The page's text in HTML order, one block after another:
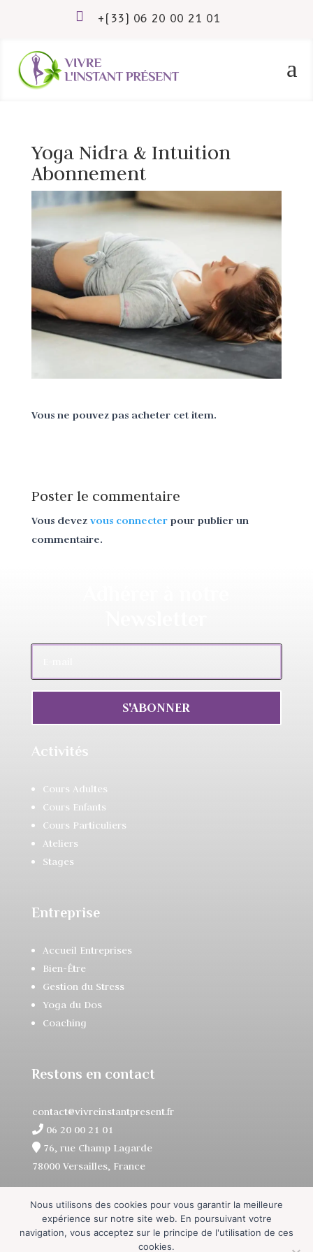
 +(33) 06 20 00 21 01
a
Yoga Nidra & Intuition
Abonnement
Vous ne pouvez pas acheter cet item.
Poster le commentaire
Vous devez vous connecterpour publier un
commentaire.
S'ABONNER
Activités
Cours Adultes
Cours Enfants
Cours Particuliers
Ateliers
Stages
Entreprise
Accueil Entreprises
Bien-Être
Gestion du Stress
Yoga du Dos
Coaching
Restons en contact
contact@vivreinstantpresent.fr
06 20 00 21 01
76, rue Champ Lagarde
78000 Versailles, France
Nous utilisons des cookies pour vous garantir la meilleure
expérience sur notre site web. En poursuivant votre
navigation, vous acceptez sur le principe de l'utilisation de ces
cookies.